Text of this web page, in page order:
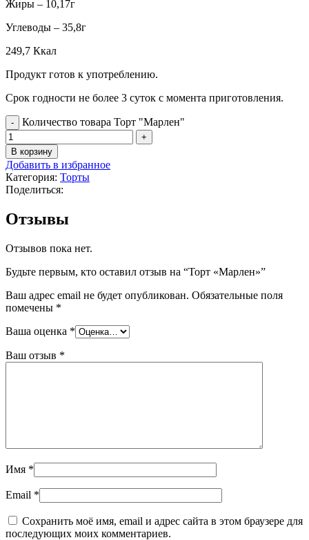
Жиры – 10,17г
Углеводы – 35,8г
249,7 Ккал
Продукт готов к употреблению.
Срок годности не более 3 суток с момента приготовления.
Количество товара Торт "Марлен"
В корзину
Добавить в избранное
Категория: Торты
Поделиться:
Отзывы
Отзывов пока нет.
Будьте первым, кто оставил отзыв на “Торт «Марлен»”
Ваш адрес email не будет опубликован. Обязательные поля
помечены *
Ваша оценка *
Ваш отзыв *
Имя *
Email *
Сохранить моё имя, email и адрес сайта в этом браузере для
последующих моих комментариев.